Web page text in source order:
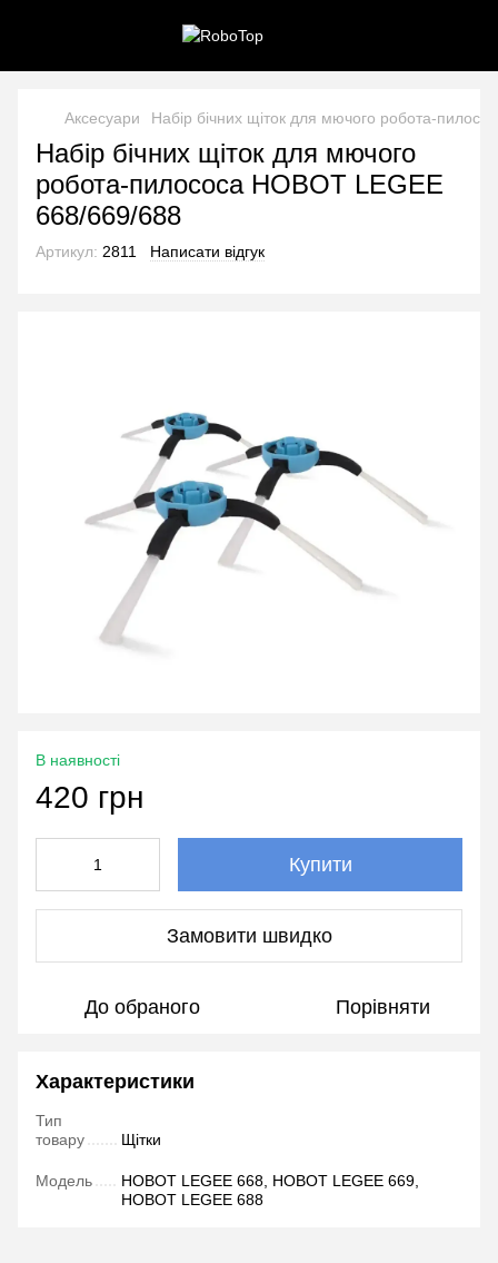
Аксесуари Набір бічних щіток для мючого робота-
Набір бічних щіток для мючого
робота-пилососа HOBOT LEGEE
668/669/688
Артикул: 2811 Написати відгук
В наявності
420 грн
Купити
Замовити швидко
До обраного Порівняти
Характеристики
Тип
товару
Щітки
Модель
HOBOT LEGEE 668, HOBOT LEGEE 669,
HOBOT LEGEE 688